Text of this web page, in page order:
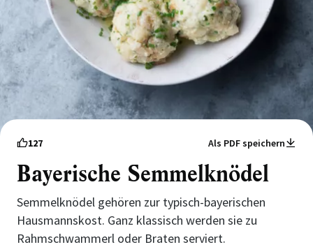
127 Als PDF speichern
Bayerische Semmelknödel
Semmelknödel gehören zur typisch-bayerischen
Hausmannskost. Ganz klassisch werden sie zu
Rahmschwammerl oder Braten serviert.